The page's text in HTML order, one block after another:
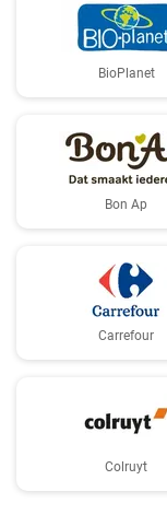
BioPlanet
Bon Ap
Carrefour
Colruyt